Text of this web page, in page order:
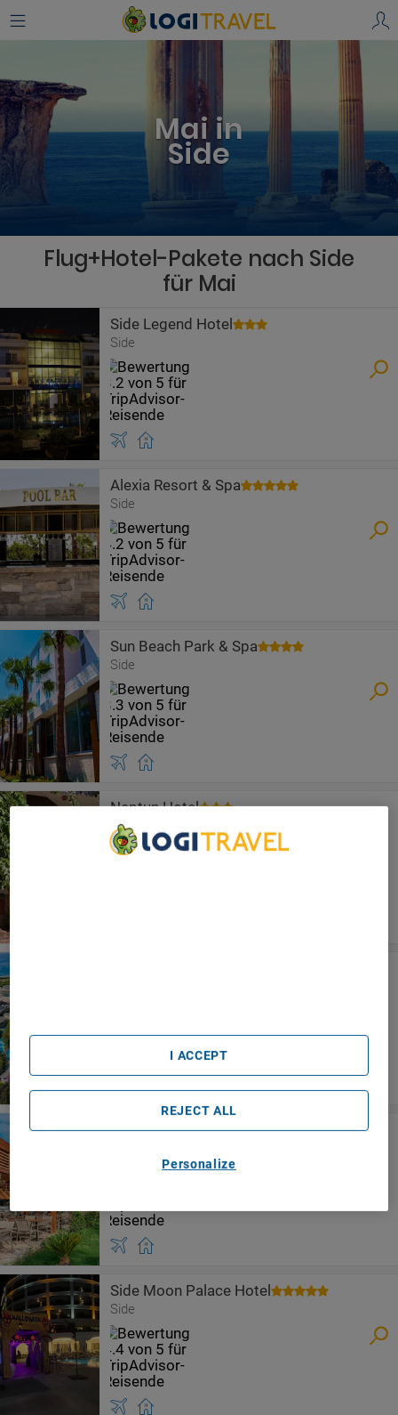
Mai in
Side
Flug+Hotel-Pakete nach Side
für Mai
Side Legend Hotel
Side
Alexia Resort & Spa
Side
Sun Beach Park & Spa
Side
Neptun Hotel
Side
Arnor De Luxe Hotel & Spa
Side Moon Palace Hotel
Side
Personalize
REJECT ALL
I ACCEPT